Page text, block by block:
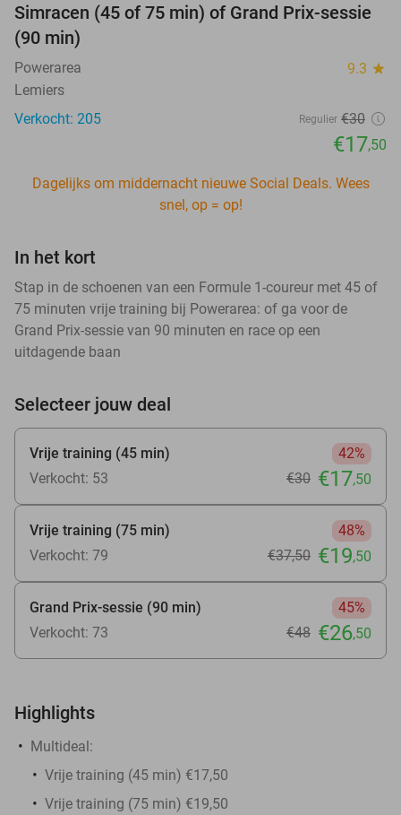
Simracen (45 of 75 min) of Grand Prix-sessie
(90 min)
Powerarea 9.3 star
Lemiers
Verkocht: 205
Regulier €30
€17,50
Dagelijks om middernacht nieuwe Social Deals. Wees
snel, op = op!
In het kort
Stap in de schoenen van een Formule 1-coureur met 45 of
75 minuten vrije training bij Powerarea: of ga voor de
Grand Prix-sessie van 90 minuten en race op een
uitdagende baan
Selecteer jouw deal
Vrije training (45 min)
42%
Verkocht: 53
€30 €17,50
Vrije training (75 min)
48%
Verkocht: 79
€37,50 €19,50
Grand Prix-sessie (90 min)
45%
Verkocht: 73
€48 €26,50
Highlights
Multideal:
Vrije training (45 min) €17,50
Vrije training (75 min) €19,50